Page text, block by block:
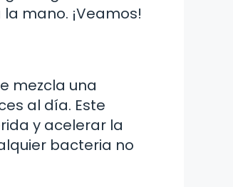
mano. ¡Veamos!
mezcla una
al día. Este
y acelerar la
bacteria no